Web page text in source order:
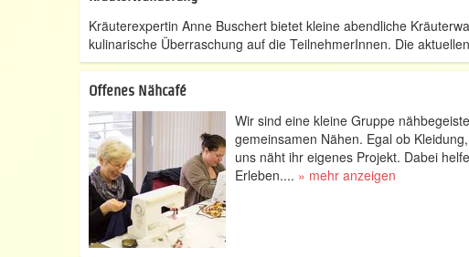
Kräuterexpertin Anne Buschert bietet kleine abendliche
kulinarische Überraschung auf die TeilnehmerInnen. Die
Offenes Nähcafé
Wir sind eine kleine Gruppe
gemeinsamen Nähen. Egal ob
uns näht ihr eigenes Projekt. Dabei
Erleben.... » mehr anzeigen